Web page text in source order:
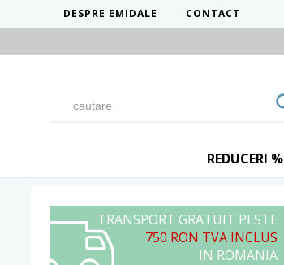
DESPRE EMIDALE CONTACT
REDUCERI %
TRANSPORT GRATUIT PESTE
750 RON TVA INCLUS
IN ROMANIA